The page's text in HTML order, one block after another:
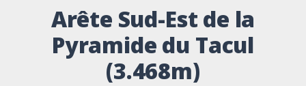
Arête Sud-Est de la
Pyramide du Tacul
(3.468m)